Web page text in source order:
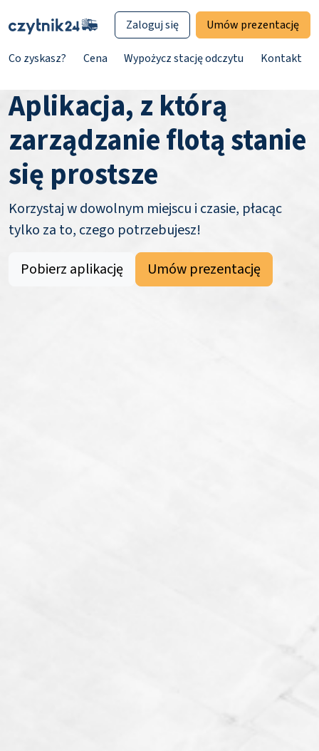
Co zyskasz? Cena Wypożycz stację odczytu Kontakt
Zaloguj się Umów prezentację
Aplikacja, z którą
zarządzanie flotą stanie
się prostsze
Korzystaj w dowolnym miejscu i czasie, płacąc
tylko za to, czego potrzebujesz!
Pobierz aplikację
Umów prezentację